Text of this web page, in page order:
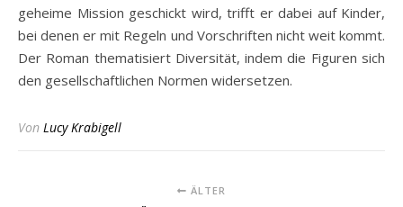
geheime Mission geschickt wird, trifft er dabei auf Kinder,
bei denen er mit Regeln und Vorschriften nicht weit kommt.
Der Roman thematisiert Diversität, indem die Figuren sich
den gesellschaftlichen Normen widersetzen.
Von Lucy Krabigell
ÄLTER